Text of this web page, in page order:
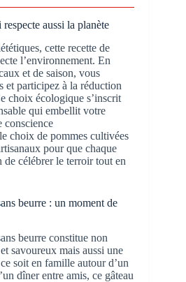
aussi la planète
cette recette de
l’environnement. En
et de saison, vous
et participez à la réduction
choix écologique s’inscrit
qui embellit votre
conscience
choix de pommes cultivées
pour que chaque
de célébrer le terroir tout en
beurre : un moment de
beurre constitue non
savoureux mais aussi une
soit en famille autour d’un
dîner entre amis, ce gâteau